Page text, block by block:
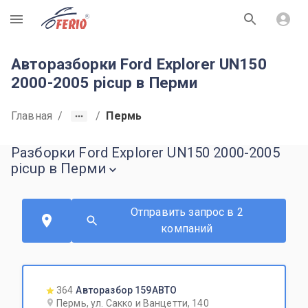
R
Авторазборки Ford Explorer UN150
2000-2005 picup в Перми
Главная / / Пермь
Разборки Ford Explorer UN150 2000-2005
picup в Перми
Отправить запрос в 2
компаний
364 Авторазбор 159АВТО
Пермь, ул. Сакко и Ванцетти, 140